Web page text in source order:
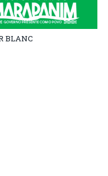
BLANC